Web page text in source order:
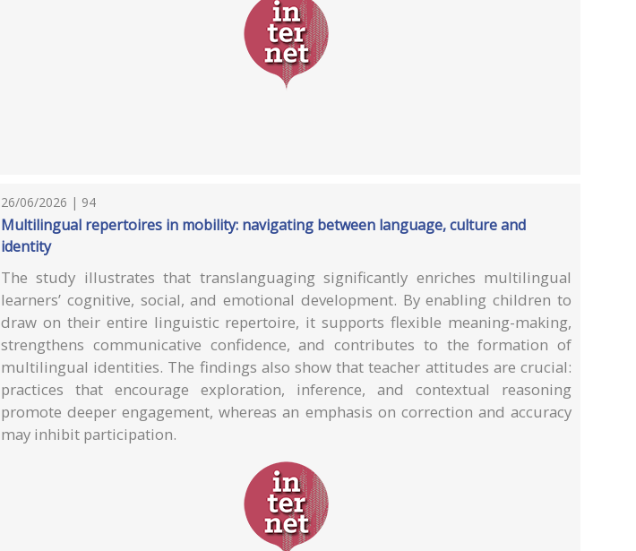
26/06/2026 | 94
Multilingual repertoires in mobility: navigating between language, culture and
identity
The study illustrates that translanguaging significantly enriches multilingual
learners’ cognitive, social, and emotional development. By enabling children to
draw on their entire linguistic repertoire, it supports flexible meaning-making,
strengthens communicative confidence, and contributes to the formation of
multilingual identities. The findings also show that teacher attitudes are crucial:
practices that encourage exploration, inference, and contextual reasoning
promote deeper engagement, whereas an emphasis on correction and accuracy
may inhibit participation.